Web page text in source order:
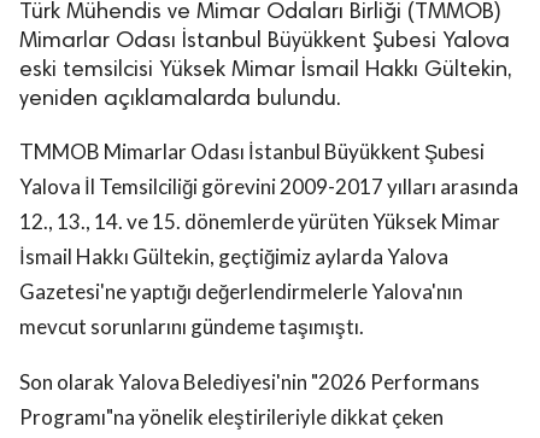
Türk Mühendis ve Mimar Odaları Birliği (TMMOB)
Mimarlar Odası İstanbul Büyükkent Şubesi Yalova
eski temsilcisi Yüksek Mimar İsmail Hakkı Gültekin,
yeniden açıklamalarda bulundu.
TMMOB Mimarlar Odası İstanbul Büyükkent Şubesi
Yalova İl Temsilciliği görevini 2009-2017 yılları arasında
12., 13., 14. ve 15. dönemlerde yürüten Yüksek Mimar
İsmail Hakkı Gültekin, geçtiğimiz aylarda Yalova
Gazetesi'ne yaptığı değerlendirmelerle Yalova'nın
mevcut sorunlarını gündeme taşımıştı.
Son olarak Yalova Belediyesi'nin "2026 Performans
Programı"na yönelik eleştirileriyle dikkat çeken